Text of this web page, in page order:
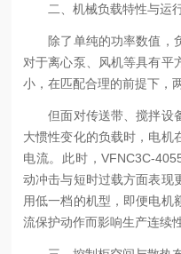
二、机械负载特性与运
除了单纯的功率数值，负
对于离心泵、风机等具有平
小，在匹配合理的前提下，
但面对传送带、搅拌设
大惯性变化的负载时，电机
电流。此时，VFNC3C-
动冲击与短时过载方面表现
用低一档的机型，即便电机
流保护动作而影响生产连续性